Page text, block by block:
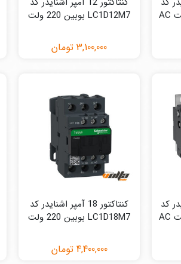
LC1D12M7 بوبین 220 ولت
3,100,000 تومان
کد
کنتاکتور 18 آمپر اشنایدر کد
LC1D18M7 بوبین 220 ولت
4,400,000 تومان